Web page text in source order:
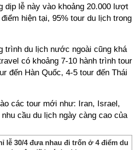
dịp lễ này vào khoảng 20.000 lượt
hiện tại, 95% tour du lịch trong
trình du lịch nước ngoài cũng khá
có khoảng 7-10 hành trình tour
đến Hàn Quốc, 4-5 tour đến Thái
các tour mới như: Iran, Israel,
cầu du lịch ngày càng cao của
lễ 30/4 đưa nhau đi trốn ở 4 điểm du